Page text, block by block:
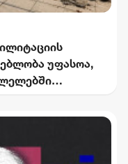
უფასოა,